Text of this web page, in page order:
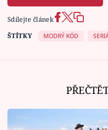
Sdílejte článek
ŠTÍTKY
MODRÝ KÓD